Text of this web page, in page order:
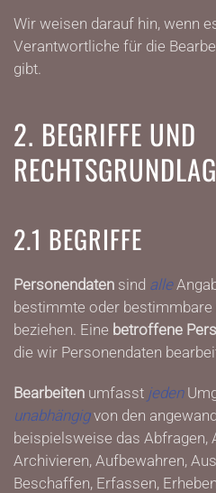
Wir weisen darauf hin, wenn
Verantwortliche für die
gibt.
2. BEGRIFFE UND
2.1 BEGRIFFE
Personendaten sind alle
bestimmte oder bestimmbare
beziehen. Eine betroffene
die wir Personendaten
Bearbeiten umfasst jeden
unabhängigvon den
beispielsweise das Abfragen,
Archivieren, Aufbewahren,
Beschaffen, Erfassen,